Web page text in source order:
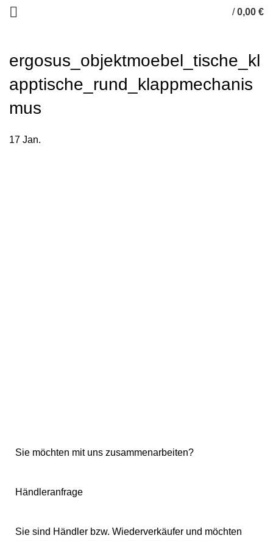
/ 0,00 €
ergosus_objektmoebel_tische_kl
apptische_rund_klappmechanis
mus
17 Jan.
Sie möchten mit uns zusammenarbeiten?
Händleranfrage
Sie sind Händler bzw. Wiederverkäufer und möchten